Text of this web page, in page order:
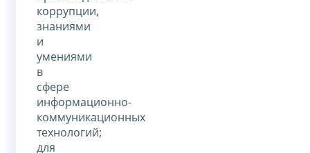
коррупции,
знаниями
и
умениями
в
сфере
информационно-
коммуникационных
технологий;
для